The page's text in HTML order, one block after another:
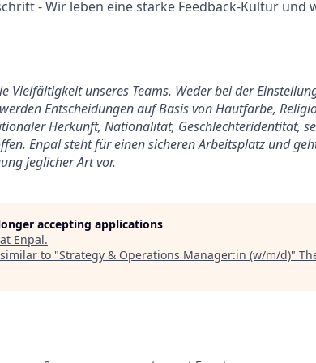
- Wir leben eine starke Feedback-Kultur und
Vielfältigkeit unseres Teams. Weder bei der
Entscheidungen auf Basis von Hautfarbe,
Herkunft, Nationalität, Geschlechteridentität,
Enpal steht für einen sicheren Arbeitsplatz und
jeglicher Art vor.
accepting applications
Enpal.
to "Strategy & Operations Manager:in (w/m/d)"